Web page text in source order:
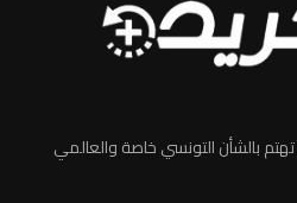
بالشأن التونسي خاصة والعالمي